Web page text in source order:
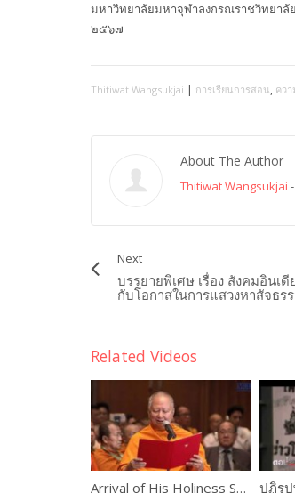
มหาวิทยาลัยมหาจุฬาลงกรณราชวิทยา
๒๕๖๗
Thitiwat Wangsukjai | การเรียนการสอน, คว
About The Author
Thitiwat Wangsukjai -
Next
บรรยายพิเศษ เรื่อง สังคมอินเ
กับโอกาสในการแสวงหาสัจธร
Related Videos
Arrival of His Holiness Somdet Phra Ariyavangsagatayana